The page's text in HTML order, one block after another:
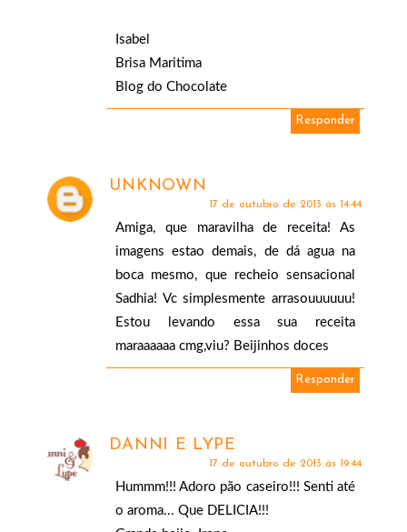
Isabel
Brisa Maritima
Blog do Chocolate
Responder
UNKNOWN
17 de outubro de 2013 às 14:44
Amiga, que maravilha de receita! As
imagens estao demais, de dá agua na
boca mesmo, que recheio sensacional
Sadhia! Vc simplesmente arrasouuuuuu!
Estou levando essa sua receita
maraaaaaa cmg,viu? Beijinhos doces
Responder
DANNI E LYPE
17 de outubro de 2013 às 19:44
Hummm!!! Adoro pão caseiro!!! Senti até
o aroma... Que DELICIA!!!